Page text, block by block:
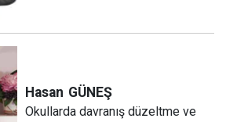
Hasan GÜNEŞ
Okullarda davranış düzeltme ve